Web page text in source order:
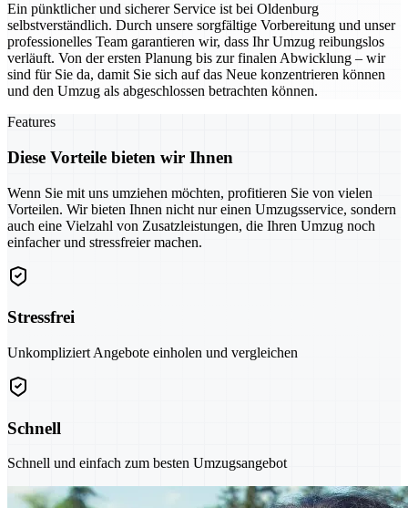
Ein pünktlicher und sicherer Service ist bei Oldenburg
selbstverständlich. Durch unsere sorgfältige Vorbereitung und unser
professionelles Team garantieren wir, dass Ihr Umzug reibungslos
verläuft. Von der ersten Planung bis zur finalen Abwicklung – wir
sind für Sie da, damit Sie sich auf das Neue konzentrieren können
und den Umzug als abgeschlossen betrachten können.
Features
Diese Vorteile bieten wir Ihnen
Wenn Sie mit uns umziehen möchten, profitieren Sie von vielen
Vorteilen. Wir bieten Ihnen nicht nur einen Umzugsservice, sondern
auch eine Vielzahl von Zusatzleistungen, die Ihren Umzug noch
einfacher und stressfreier machen.
Stressfrei
Unkompliziert Angebote einholen und vergleichen
Schnell
Schnell und einfach zum besten Umzugsangebot